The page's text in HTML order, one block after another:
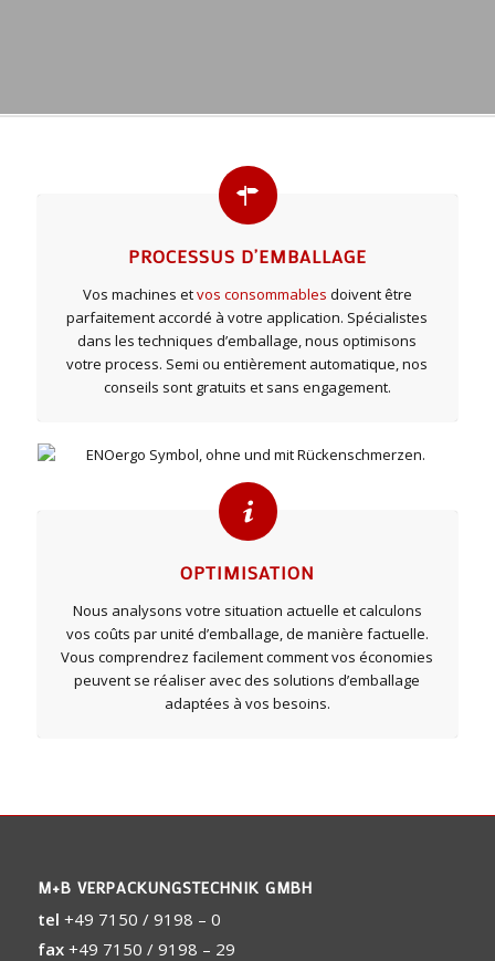
PROCESSUS D’EMBALLAGE
Vos machines etvos consommables doivent être
parfaitement accordé à votre application. Spécialistes
dans les techniques d’emballage, nous optimisons
votre process. Semi ou entièrement automatique, nos
conseils sont gratuits et sans engagement.
OPTIMISATION
Nous analysons votre situation actuelle et calculons
vos coûts par unité d’emballage, de manière factuelle.
Vous comprendrez facilement comment vos économies
peuvent se réaliser avec des solutions d’emballage
adaptées à vos besoins.
M+B VERPACKUNGSTECHNIK GMBH
tel +49 7150 / 9198 – 0
fax +49 7150 / 9198 – 29